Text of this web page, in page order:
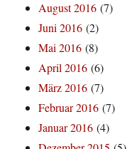
August 2016 (7)
Juni 2016 (2)
Mai 2016 (8)
April 2016 (6)
März 2016 (7)
Februar 2016 (7)
Januar 2016 (4)